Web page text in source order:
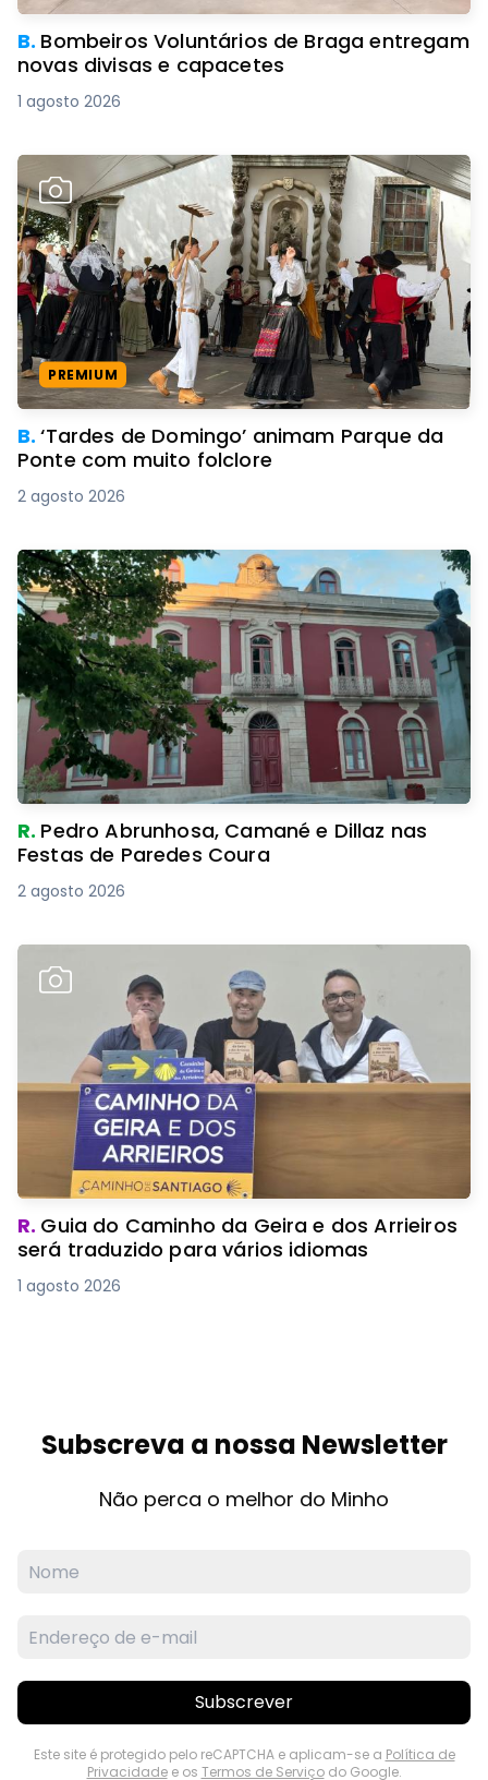
B. Bombeiros Voluntários de Braga entregam
novas divisas e capacetes
1 agosto 2026
PREMIUM
B.‘Tardes de Domingo’ animam Parque da
Ponte com muito folclore
2 agosto 2026
R. Pedro Abrunhosa, Camané e Dillaz nas
Festas de Paredes Coura
2 agosto 2026
R. Guia do Caminho da Geira e dos Arrieiros
será traduzido para vários idiomas
1 agosto 2026
Subscreva a nossa Newsletter
Não perca o melhor do Minho
Subscrever
Este site é protegido pelo reCAPTCHA e aplicam-se a Política de
Privacidadee os Termos de Serviçodo Google.